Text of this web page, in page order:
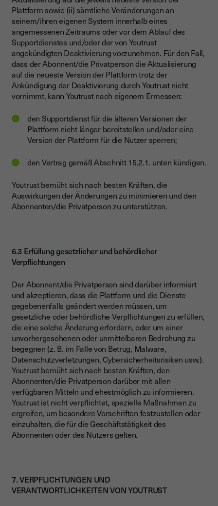
Plattform sowie (ii) sämtliche Veränderungen an
seinem/ihren eigenen System innerhalb eines
angemessenen Zeitraums oder vor dem Ablauf des
Supportdienstes und/oder der von Youtrust
angekündigten Deaktivierung vorzunehmen. Für den Fall,
dass der Abonnent/die Privatperson die Aktualisierung
auf die neueste Version der Plattform trotz der
Ankündigung der Deaktivierung durch Youtrust nicht
vornimmt, kann Youtrust nach eigenem Ermessen:
den Supportdienst für die älteren Versionen der
Plattform nicht länger bereitstellen und/oder eine
Version der Plattform für die Nutzer sperren;
den Vertrag gemäß Abschnitt 15.2.1. unten kündigen.
Youtrust bemüht sich nach besten Kräften, die
Auswirkungen der Änderungen zu minimieren und den
Abonnenten/die Privatperson zu unterstützen.
6.3 Erfüllung gesetzlicher und behördlicher
Verpflichtungen
Der Abonnent/die Privatperson sind darüber informiert
und akzeptieren, dass die Plattform und die Dienste
gegebenenfalls geändert werden müssen, um
gesetzliche oder behördliche Verpflichtungen zu erfüllen,
die eine solche Änderung erfordern, oder um einer
unvorhergesehenen oder unmittelbaren Bedrohung zu
begegnen (z. B. im Falle von Betrug, Malware,
Datenschutzverletzungen, Cybersicherheitsrisiken usw.).
Youtrust bemüht sich nach besten Kräften, den
Abonnenten/die Privatperson darüber mit allen
verfügbaren Mitteln und ehestmöglich zu informieren.
Youtrust ist nicht verpflichtet, spezielle Maßnahmen zu
ergreifen, um besondere Vorschriften festzustellen oder
einzuhalten, die für die Geschäftstätigkeit des
Abonnenten oder des Nutzers gelten.
7. VERPFLICHTUNGEN UND
VERANTWORTLICHKEITEN VON YOUTRUST